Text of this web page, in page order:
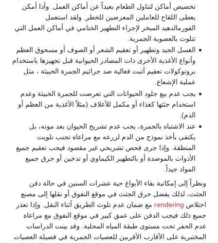
تخصيص أماكن لتناول الطعام بعيداً عن أماكن العمل. وأذا أمكن
يعطى اللقاح للعاملين المعرضين للخطر. ولقد استعمل
الفورمالدهيد المبخر لإجراء التطهير الختامي في أماكن العمل التي
تتلوث بالعصوية الجمرية.
الغسل الجيد وتطهير أو تعقيم الشعر أو الصوف أو مسحوق العظم
وأنواع الأغذية الأخرى ذات المصادر الحيوانية قبل تجهيزها باستخدام
بروتوكولات تعقيم أثبت فعالية ضد جراثيم الجمرة الخبيثة ، مثل
عملية الإشعاع.
يجب عدم بيع جلود الحيوانات التي تعرضت للجمرة الخبيثة وعدم
استخدام جثثها كغذاء أو مكمل للأعلاف (مثلاً الأغذية من العظم أو
الدم).
عند الاشتباه بالجمرة، يجب عدم تشريح الحيوان بعد موته، بل
يكتفى بأخذ نموذج من الدم لزرعه مع مراعاة تجنب تلويث
المنطقة. وإذا جرى فحص تشريحي غير مقصود فيجب تعقيم جميع
الأدوات بالموصدة أو بالتطهير الكيماوي أو تدخين أو حرق جميع
المواد جيداً.
ونظراً إلى إمكانية بقاء الأبواغ حية عشرات السنين في حالة دفن
الجثث، لذلك يفضل حرق الجثث في موقع النفوق أو نقلها إلى مصنع
اختلاص rendering مع ضمان عدم تلوث الطريق أثناء النقل. وإذا تعذر
جميع ذلك فيجب الدفن على عمق كبير في موقع النفوق مع مراعاة
عدم الحفر تحت مستوى طبقة المياه المحلية. وقد بينت الدراسات
المختبرية على الأقارب الأقربين للعصيات الجمرية في فصيلة العصيات